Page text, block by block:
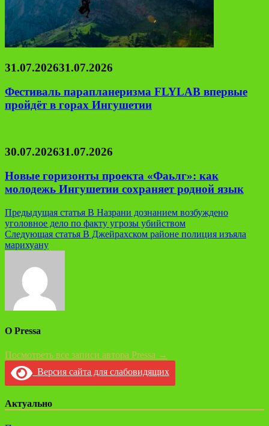
31.07.202631.07.2026
Фестиваль парапланеризма FLYLAB впервые
пройдёт в горах Ингушетии
30.07.202631.07.2026
Новые горизонты проекта «Фаьлг»: как
молодежь Ингушетии сохраняет родной язык
Навигация
по
записям
Предыдущая статья В Назрани дознанием возбуждено
уголовное дело по факту угрозы убийством
Следующая статья В Джейрахском районе полиция изъяла
марихуану
О Pressa
Посмотреть все записи автора Pressa →
Версия сайта для слабовидящих
Актуально